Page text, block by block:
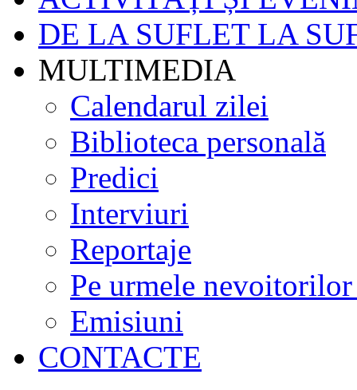
DE LA SUFLET LA
MULTIMEDIA
Calendarul zilei
Biblioteca personală
Predici
Interviuri
Reportaje
Pe urmele nevoitorilor
Emisiuni
CONTACTE